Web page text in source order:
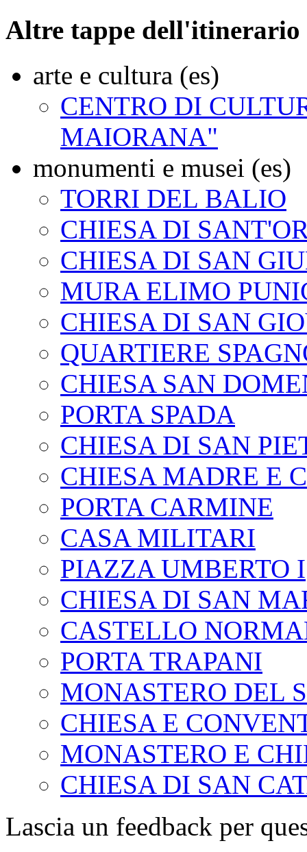
Altre tappe dell'itinerario
arte e cultura (es)
CENTRO DI
MAIORANA"
monumenti e musei (es)
TORRI DEL BALIO
CHIESA DI
CHIESA DI SAN
MURA ELIMO
CHIESA DI SAN
QUARTIERE
CHIESA SAN
PORTA SPADA
CHIESA DI SAN
CHIESA MADRE E
PORTA CARMINE
CASA MILITARI
PIAZZA UMBERTO I
CHIESA DI SAN
CASTELLO
PORTA TRAPANI
MONASTERO DEL
CHIESA E
MONASTERO E
CHIESA DI SAN
Lascia un feedback per